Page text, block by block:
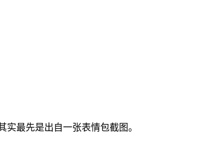
最先是出自一张表情包截图。